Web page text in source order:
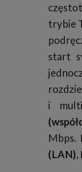
trybie
start
i
Mbps.
(LAN),